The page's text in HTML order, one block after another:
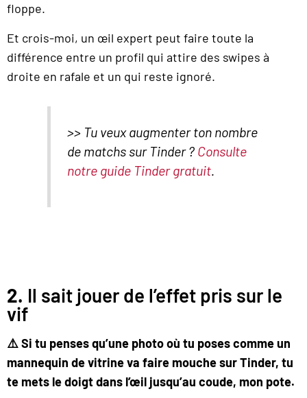
floppe.
Et crois-moi, un œil expert peut faire toute la
différence entre un profil qui attire des swipes à
droite en rafale et un qui reste ignoré.
>> Tu veux augmenter ton nombre
de matchs sur Tinder ? Consulte
notre guide Tinder gratuit.
2. Il sait jouer de l’effet pris sur le
vif
⚠️ Si tu penses qu’une photo où tu poses comme un
mannequin de vitrine va faire mouche sur Tinder, tu
te mets le doigt dans l’œil jusqu’au coude, mon pote.